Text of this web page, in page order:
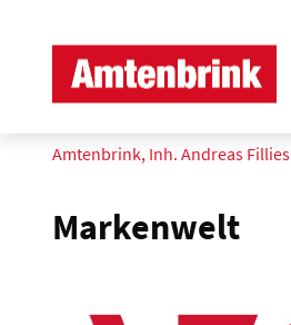
Amtenbrink, Inh. Andreas Fillies
Markenwelt